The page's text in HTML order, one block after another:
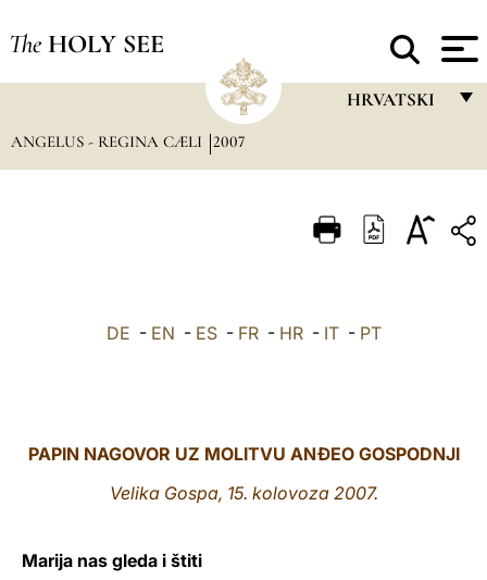
The HOLY SEE
HRVATSKI
ITALIANO
中文
ANGELUS - REGINA CÆLI 2007
DE - EN - ES- FR- HR- IT- PT
PAPIN NAGOVOR UZ MOLITVU ANĐEO GOSPODNJI
Velika Gospa, 15. kolovoza 2007.
Marija nas gleda i štiti